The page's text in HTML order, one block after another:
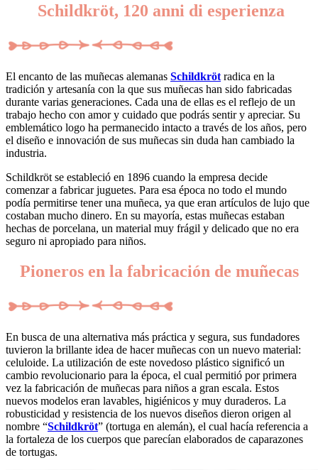
Schildkröt, 120 anni di esperienza
El encanto de las muñecas alemanas Schildkröt radica en la
tradición y artesanía con la que sus muñecas han sido fabricadas
durante varias generaciones. Cada una de ellas es el reflejo de un
trabajo hecho con amor y cuidado que podrás sentir y apreciar. Su
emblemático logo ha permanecido intacto a través de los años, pero
el diseño e innovación de sus muñecas sin duda han cambiado la
industria.
Schildkröt se estableció en 1896 cuando la empresa decide
comenzar a fabricar juguetes. Para esa época no todo el mundo
podía permitirse tener una muñeca, ya que eran artículos de lujo que
costaban mucho dinero. En su mayoría, estas muñecas estaban
hechas de porcelana, un material muy frágil y delicado que no era
seguro ni apropiado para niños.
Pioneros en la fabricación de muñecas
En busca de una alternativa más práctica y segura, sus fundadores
tuvieron la brillante idea de hacer muñecas con un nuevo material:
celuloide. La utilización de este novedoso plástico significó un
cambio revolucionario para la época, el cual permitió por primera
vez la fabricación de muñecas para niños a gran escala. Estos
nuevos modelos eran lavables, higiénicos y muy duraderos. La
robusticidad y resistencia de los nuevos diseños dieron origen al
nombre “Schildkröt” (tortuga en alemán), el cual hacía referencia a
la fortaleza de los cuerpos que parecían elaborados de caparazones
de tortugas.